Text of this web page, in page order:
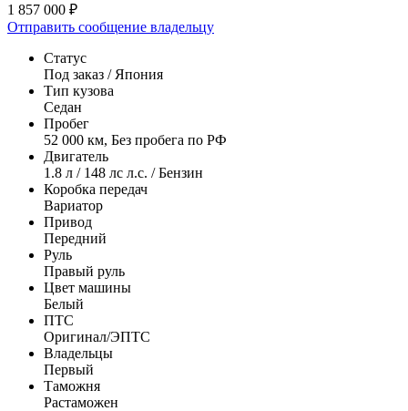
1 857 000 ₽
Отправить сообщение владельцу
Статус
Под заказ / Япония
Тип кузова
Седан
Пробег
52 000 км, Без пробега по РФ
Двигатель
1.8 л / 148 лс л.с. / Бензин
Коробка передач
Вариатор
Привод
Передний
Руль
Правый руль
Цвет машины
Белый
ПТС
Оригинал/ЭПТС
Владельцы
Первый
Таможня
Растаможен